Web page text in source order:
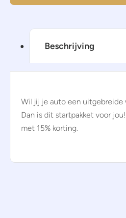
Beschrijving
Wil jij je auto een uitgebreide
Dan is dit startpakket voor
met 15% korting.